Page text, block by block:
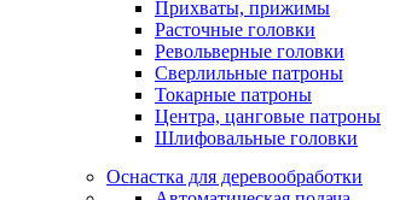
Прихваты, прижимы
Расточные головки
Револьверные головки
Сверлильные патроны
Токарные патроны
Центра, цанговые патроны
Шлифовальные головки
Оснастка для деревообработки